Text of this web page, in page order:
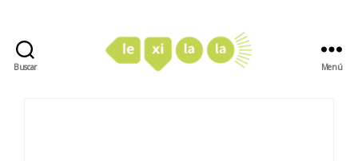
Buscar Menú